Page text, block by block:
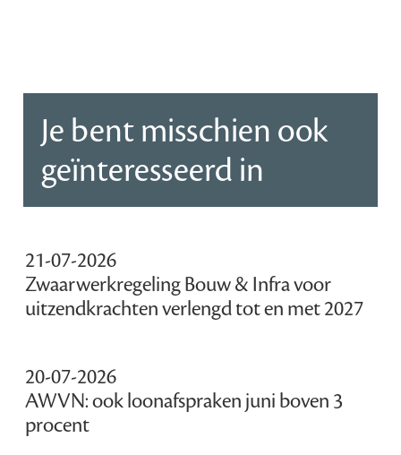
Je bent misschien ook
geïnteresseerd in
21-07-2026
Zwaarwerkregeling Bouw & Infra voor
uitzendkrachten verlengd tot en met 2027
20-07-2026
AWVN: ook loonafspraken juni boven 3
procent